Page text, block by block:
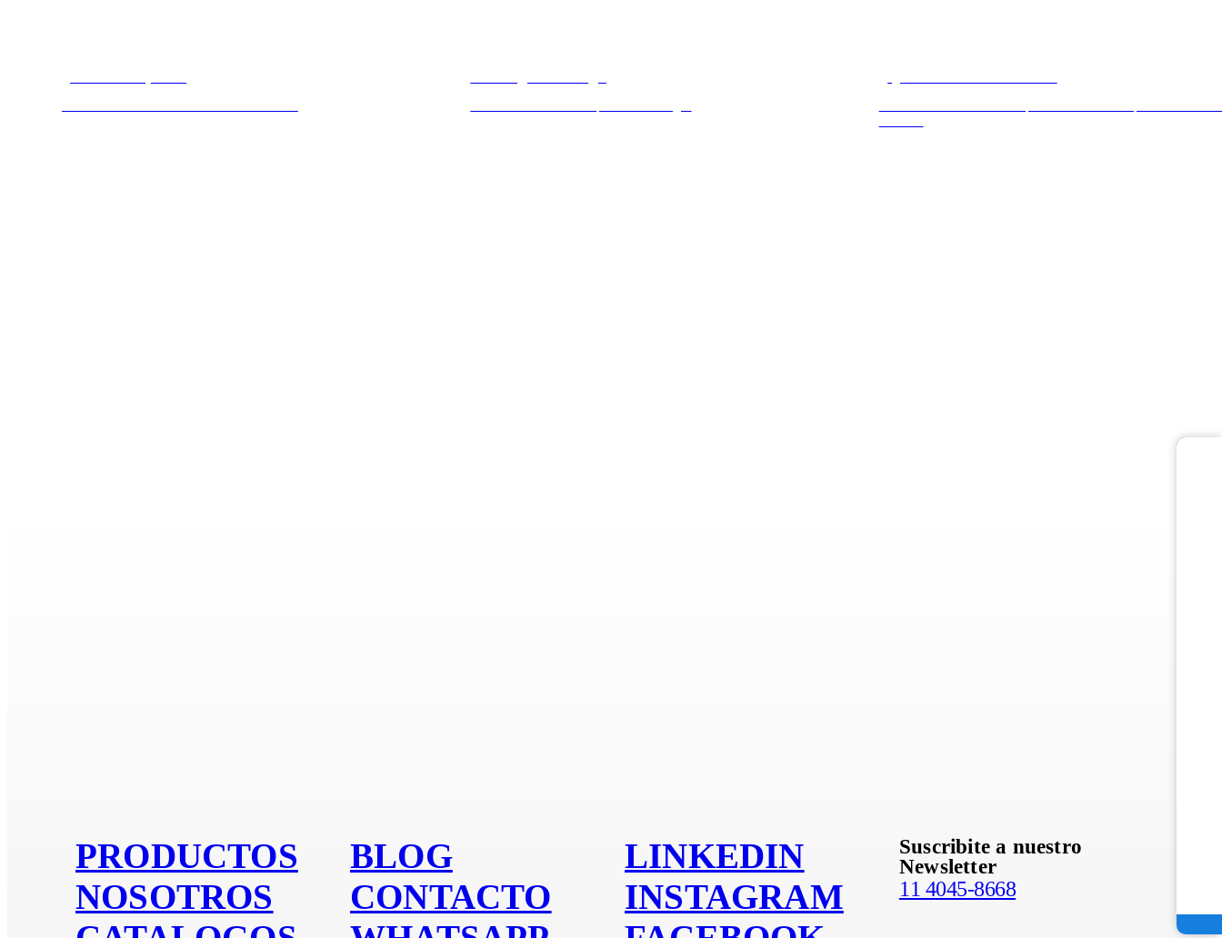
PRODUCTOS
NOSOTROS
BLOG
CONTACTO
LINKEDIN
INSTAGRAM
Suscribite a nuestro
Newsletter
11 4045-8668